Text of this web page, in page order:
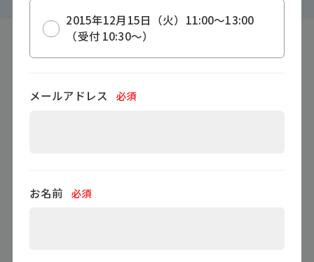
iPhone #Android #アプリ
記事提供会社 MMDLabo株式会社
2015年12月15日（火）11:00～13:00
（受付 10:30～）
メールアドレス 必須
お名前 必須